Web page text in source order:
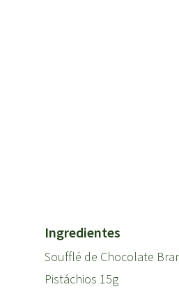
Ingredientes
Soufflé de Chocolate
Pistáchios 15g